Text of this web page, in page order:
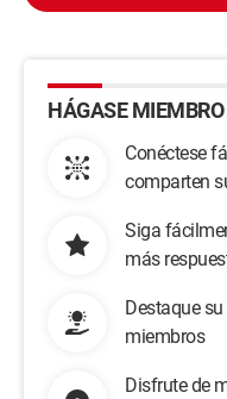
HÁGASE
Conéctese
comparten
Siga
más
Destaque
miembros
Disfrute de